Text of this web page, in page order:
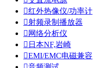
红外热像仪/功率计
射频录制播放器
 网络分析仪
 日本NF,岩崎
EMI/EMC电磁兼容